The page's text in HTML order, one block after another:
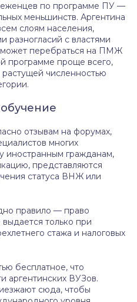
по программе ПУ —
меньшинств. Аргентина
слоям населения,
разногласий с властями
может перебраться на ПМЖ
программе проще всего,
численностью
отзывам на форумах,
многих
иностранным гражданам,
представляются
статуса ВНЖ или
правило — право
только при
стажа и налоговых
бесплатное, что
аргентинских ВУЗов.
сюда, чтобы